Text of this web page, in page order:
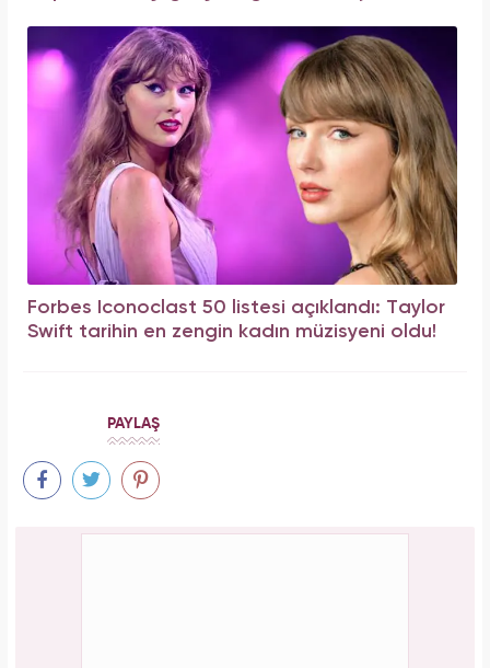
Forbes Iconoclast 50 listesi açıklandı: Taylor
Swift tarihin en zengin kadın müzisyeni oldu!
PAYLAŞ